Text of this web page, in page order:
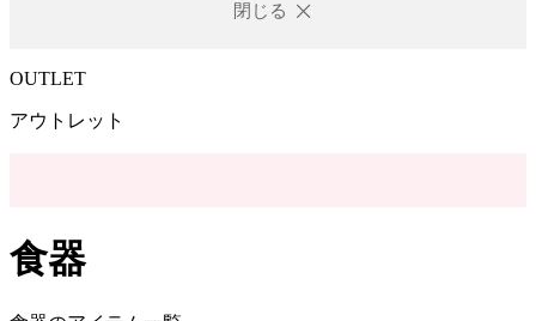
閉じる
OUTLET
アウトレット
食器